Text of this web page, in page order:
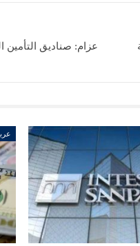
عزام: صناديق التأمين